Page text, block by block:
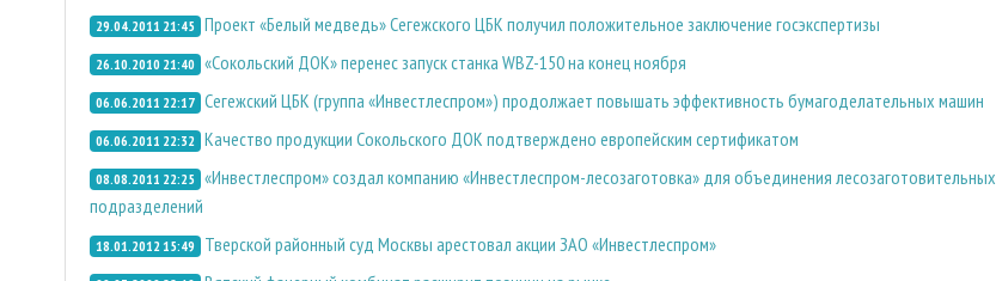
29.04.2011 21:45 Проект «Белый медведь» Сегежского ЦБК получил положительное заключение госэкспертизы
26.10.2010 21:40 «Сокольский ДОК» перенес запуск станка WBZ-150 на конец ноября
06.06.2011 22:17 Сегежский ЦБК (группа «Инвестлеспром») продолжает повышать эффективность бумагоделательных машин
06.06.2011 22:32 Качество продукции Сокольского ДОК подтверждено европейским сертификатом
08.08.2011 22:25 «Инвестлеспром» создал компанию «Инвестлеспром-лесозаготовка» для объединения лесозаготовительных
подразделений
18.01.2012 15:49 Тверской районный суд Москвы арестовал акции ЗАО «Инвестлеспром»